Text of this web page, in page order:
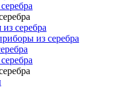
серебра
из серебра